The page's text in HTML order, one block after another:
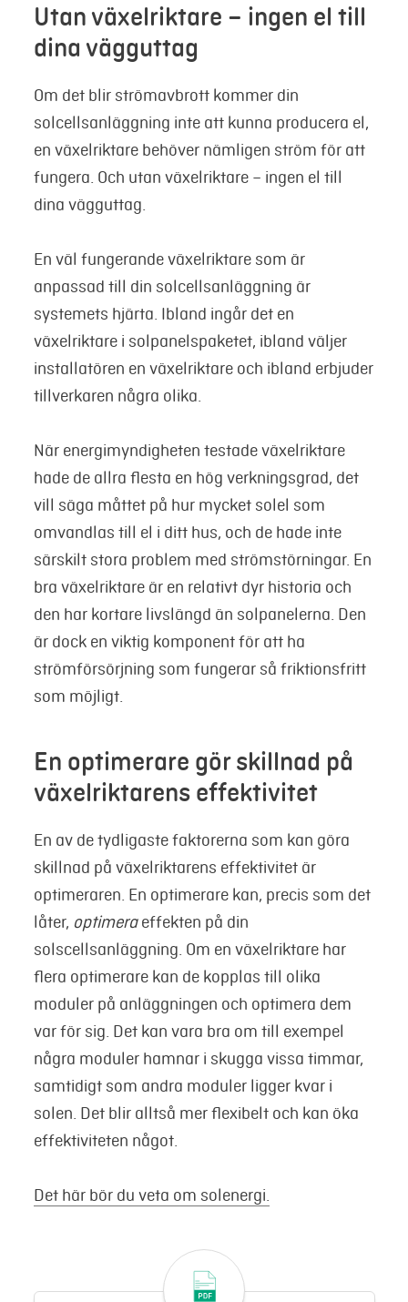
Utan växelriktare – ingen el till
dina vägguttag
Om det blir strömavbrott kommer din
solcellsanläggning inte att kunna producera el,
en växelriktare behöver nämligen ström för att
fungera. Och utan växelriktare – ingen el till
dina vägguttag.
En väl fungerande växelriktare som är
anpassad till din solcellsanläggning är
systemets hjärta. Ibland ingår det en
växelriktare i solpanelspaketet, ibland väljer
installatören en växelriktare och ibland erbjuder
tillverkaren några olika.
När energimyndigheten testade växelriktare
hade de allra flesta en hög verkningsgrad, det
vill säga måttet på hur mycket solel som
omvandlas till el i ditt hus, och de hade inte
särskilt stora problem med strömstörningar. En
bra växelriktare är en relativt dyr historia och
den har kortare livslängd än solpanelerna. Den
är dock en viktig komponent för att ha
strömförsörjning som fungerar så friktionsfritt
som möjligt.
En optimerare gör skillnad på
växelriktarens effektivitet
En av de tydligaste faktorerna som kan göra
skillnad på växelriktarens effektivitet är
optimeraren. En optimerare kan, precis som det
låter, optimeraeffekten på din
solscellsanläggning. Om en växelriktare har
flera optimerare kan de kopplas till olika
moduler på anläggningen och optimera dem
var för sig. Det kan vara bra om till exempel
några moduler hamnar i skugga vissa timmar,
samtidigt som andra moduler ligger kvar i
solen. Det blir alltså mer flexibelt och kan öka
effektiviteten något.
Det här bör du veta om solenergi.